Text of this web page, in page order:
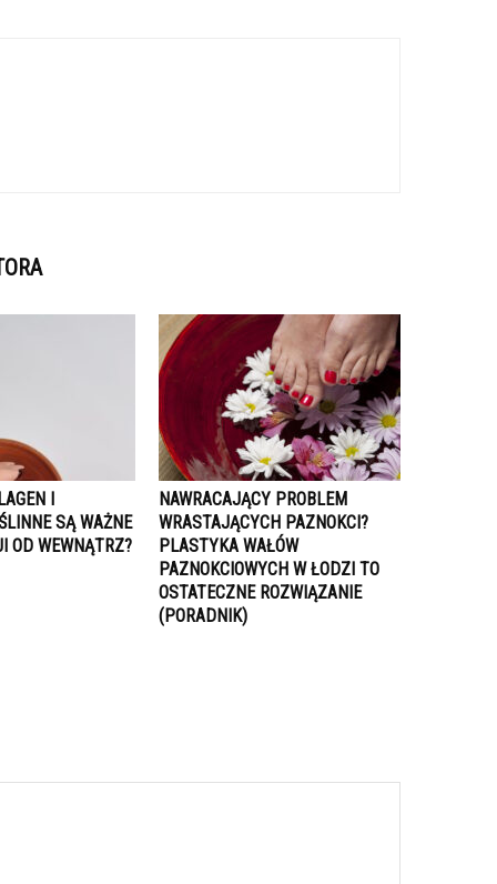
I
SĄ WAŻNE
OD WEWNĄTRZ?
NAWRACAJĄCY PROBLEM
WRASTAJĄCYCH PAZNOKCI?
PLASTYKA WAŁÓW
PAZNOKCIOWYCH W ŁODZI TO
OSTATECZNE ROZWIĄZANIE
(PORADNIK)